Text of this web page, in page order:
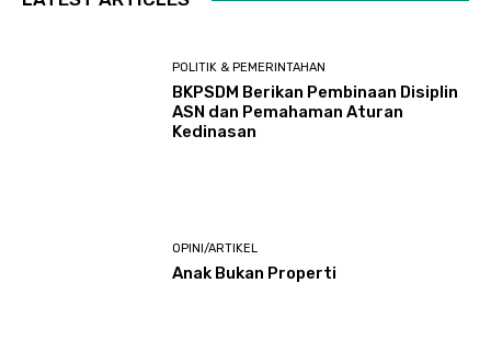
POLITIK & PEMERINTAHAN
BKPSDM Berikan Pembinaan Disiplin
ASN dan Pemahaman Aturan
Kedinasan
OPINI/ARTIKEL
Anak Bukan Properti